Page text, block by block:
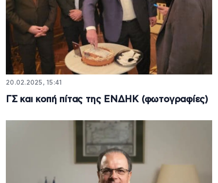
20.02.2025, 15:41
ΓΣ και κοπή πίτας της ΕΝΔΗΚ (φωτογραφίες)